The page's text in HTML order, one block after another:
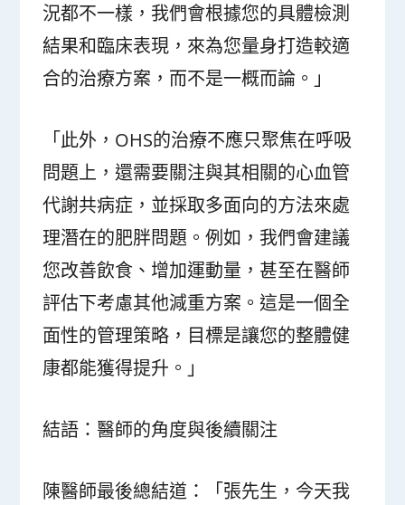
況都不一樣，我們會根據您的具體檢測
結果和臨床表現，來為您量身打造較適
合的治療方案，而不是一概而論。」
「此外，OHS的治療不應只聚焦在呼吸
問題上，還需要關注與其相關的心血管
代謝共病症，並採取多面向的方法來處
理潛在的肥胖問題。例如，我們會建議
您改善飲食、增加運動量，甚至在醫師
評估下考慮其他減重方案。這是一個全
面性的管理策略，目標是讓您的整體健
康都能獲得提升。」
結語：醫師的角度與後續關注
陳醫師最後總結道：「張先生，今天我